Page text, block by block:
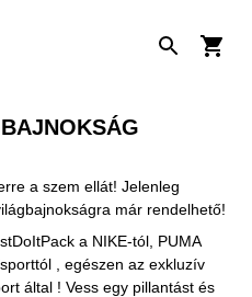
a szem ellát! Jelenleg
már rendelhető!
a NIKE-tól, PUMA
, egészen az exkluzív
által ! Vess egy pillantást és